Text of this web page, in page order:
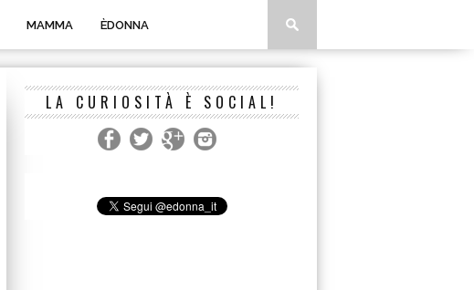
MAMMA ÈDONNA
LA CURIOSITÀ È SOCIAL!